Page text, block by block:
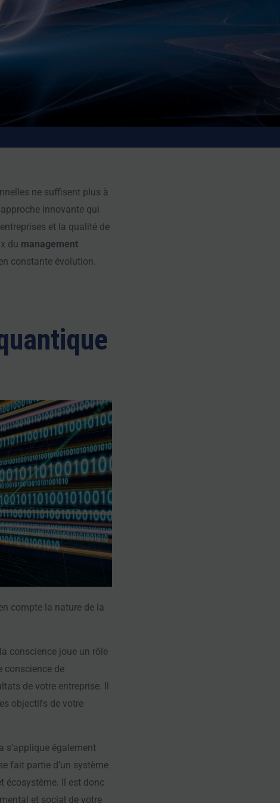
ne suffisent plus à
innovante qui
et la qualité de
du management
constante évolution.
compte la nature de la
conscience joue un rôle
conscience de
de votre entreprise. Il
objectifs de votre
s’applique également
fait partie d’un système
écosystème. Il est donc
et social de votre